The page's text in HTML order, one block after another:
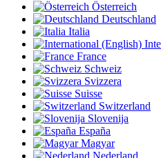
Österreich
Deutschland
Italia
France
Schweiz
Svizzera
Suisse
Switzerland
Slovenija
España
Magyar